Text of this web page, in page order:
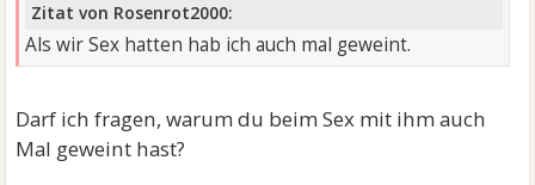
Zitat von Rosenrot2000:
Als wir Sex hatten hab ich auch mal geweint.
Darf ich fragen, warum du beim Sex mit ihm auch
Mal geweint hast?